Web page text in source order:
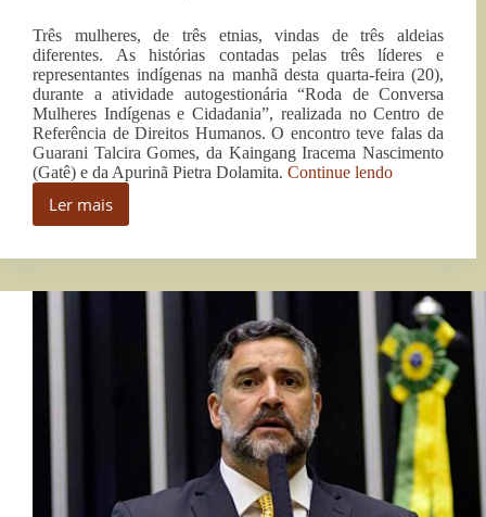
Três mulheres, de três etnias, vindas de três aldeias
diferentes. As histórias contadas pelas três líderes e
representantes indígenas na manhã desta quarta-feira (20),
durante a atividade autogestionária “Roda de Conversa
Mulheres Indígenas e Cidadania”, realizada no Centro de
Referência de Direitos Humanos. O encontro teve falas da
Guarani Talcira Gomes, da Kaingang Iracema Nascimento
(Gatê) e da Apurinã Pietra Dolamita. Continue lendo“Mulheres
e
direitos
durante
Fórum
Social”
Ler mais
Mulheres
falam